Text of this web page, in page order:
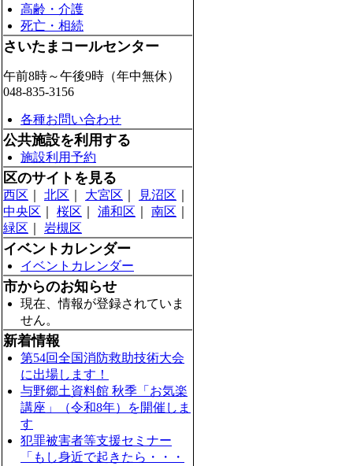
高齢・介護
死亡・相続
さいたまコールセンター
午前8時～午後9時（年中無休）
048-835-3156
各種お問い合わせ
公共施設を利用する
施設利用予約
区のサイトを見る
西区 北区 大宮区 見沼区
中央区
桜区 浦和区 南区
緑区
岩槻区
イベントカレンダー
イベントカレンダー
市からのお知らせ
現在、情報が登録されていま
せん。
新着情報
第54回全国消防救助技術大会
に出場します！
与野郷土資料館 秋季「お気楽
講座」（令和8年）を開催しま
す
犯罪被害者等支援セミナー
「もし身近で起きたら・・・